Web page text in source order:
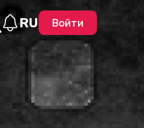
RU Войти